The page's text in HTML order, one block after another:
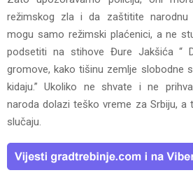
režimskog zla i da zaštitite narodnu
mogu samo režimski plaćenici, a ne
podsetiti na stihove Đure Jakšića “
gromove, kako tišinu zemlje slobodne
kidaju.” Ukoliko ne shvate i ne
naroda dolazi teško vreme za Srbiju, a
slučaju.